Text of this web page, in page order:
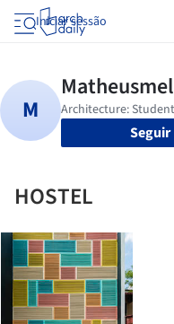
Iniciar sessão
Seguir
HOSTEL